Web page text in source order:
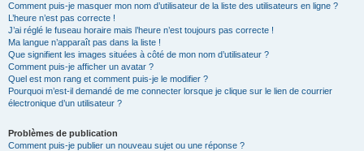
Comment puis-je masquer mon nom d’utilisateur de la liste des utilisateurs en ligne ?
L’heure n’est pas correcte !
J’ai réglé le fuseau horaire mais l’heure n’est toujours pas correcte !
Ma langue n’apparaît pas dans la liste !
Que signifient les images situées à côté de mon nom d’utilisateur ?
Comment puis-je afficher un avatar ?
Quel est mon rang et comment puis-je le modifier ?
Pourquoi m’est-il demandé de me connecter lorsque je clique sur le lien de courrier
électronique d’un utilisateur ?
Problèmes de publication
Comment puis-je publier un nouveau sujet ou une réponse ?